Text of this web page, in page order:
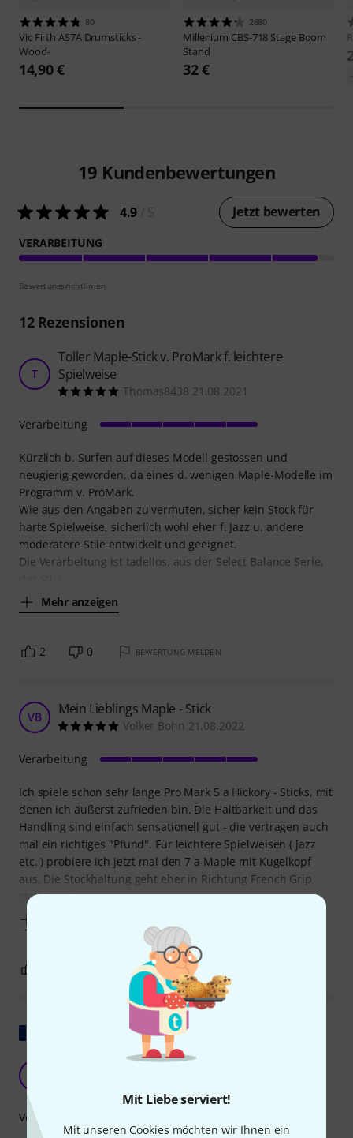
Mit Liebe serviert!
Mit unseren Cookies möchten wir Ihnen ein
80
Vic FirthAS7A Drumsticks -
Wood-
14,90 €
2680
Millenium CBS-718 Stage Boom
Stand
32 €
19 Kundenbewertungen
4.9 Jetzt bewerten
VERARBEITUNG
Bewertungsrichtlinien
12Rezensionen
T
Toller Maple-Stick v. ProMark f. leichtere
Spielweise
Thomas8438 21.08.2021
Kürzlich b. Surfen auf dieses Modell gestossen und
neugierig geworden, da eines d. wenigen Maple-Modelle im
Programm v. ProMark.
Wie aus den Angaben zu vermuten, sicher kein Stock für
harte Spielweise, sicherlich wohl eher f. Jazz u. andere
moderatere Stile entwickelt und geeignet.
Die Verarbeitung ist tadellos, aus der Select Balance Serie,
Mehr anzeigen
Verarbeitung
2 0 BEWERTUNG MELDEN
VB Mein Lieblings Maple - Stick
Volker Bohn 21.08.2022
Ich spiele schon sehr lange Pro Mark 5 a Hickory - Sticks, mit
denen ich äußerst zufrieden bin. Die Haltbarkeit und das
Handling sind einfach sensationell gut - die vertragen auch
mal ein richtiges "Pfund". Für leichtere Spielweisen ( Jazz
etc. ) probiere ich jetzt mal den 7 a Maple mit Kugelkopf
aus. Die Stockhaltung geht eher in Richtung French Grip
statt American
Verarbeitung
BEWERTUNG MELDEN
Original zeigen
guter Kompromiss
Verarbeitung